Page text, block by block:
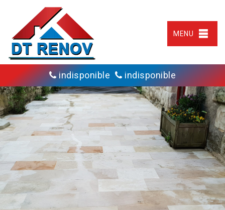
MENU
indisponible indisponible